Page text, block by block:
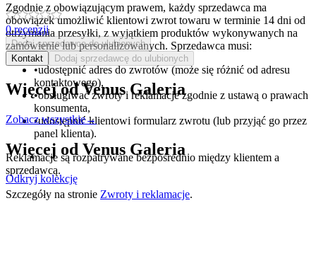
Zgodnie z obowiązującym prawem, każdy sprzedawca ma
obowiązek umożliwić klientowi zwrot towaru w terminie 14 dni od
otrzymania przesyłki, z wyjątkiem produktów wykonywanych na
zamówienie lub personalizowanych. Sprzedawca musi:
•udostępnić adres do zwrotów (może się różnić od adresu
kontaktowego),
•obsługiwać zwroty i reklamacje zgodnie z ustawą o prawach
konsumenta,
•udostępnić klientowi formularz zwrotu (lub przyjąć go przez
panel klienta).
Reklamacje są rozpatrywane bezpośrednio między klientem a
sprzedawcą.
Szczegóły na stronie Zwroty i reklamacje.
0recenzji
Dodaj sprzedawcę do ulubionych
Kontakt
Dodaj sprzedawcę do ulubionych
Więcej odVenus Galeria
Zobacz wszystkie→
Więcej od Venus Galeria
Odkryj kolekcję